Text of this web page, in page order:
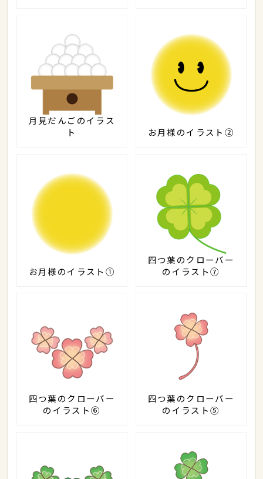
月見だんごのイラス
ト
お月様のイラスト②
お月様のイラスト①
四つ葉のクローバー
のイラスト⑦
四つ葉のクローバー
のイラスト⑥
四つ葉のクローバー
のイラスト⑤